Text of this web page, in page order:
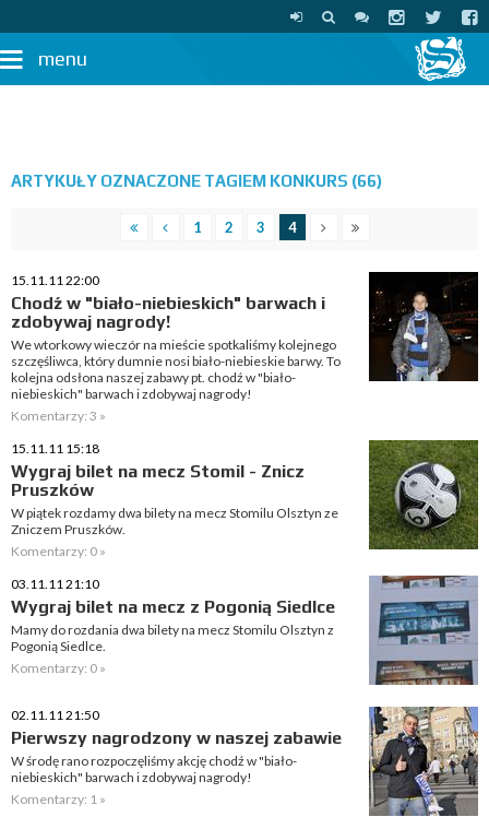
menu
ARTYKUŁY OZNACZONE TAGIEM KONKURS (66)
1 2 3 4
15.11.11 22:00
Chodź w "biało-niebieskich" barwach i
zdobywaj nagrody!
We wtorkowy wieczór na mieście spotkaliśmy kolejnego
szczęśliwca, który dumnie nosi biało-niebieskie barwy. To
kolejna odsłona naszej zabawy pt. chodź w "biało-
niebieskich" barwach i zdobywaj nagrody!
Komentarzy: 3 »
15.11.11 15:18
Wygraj bilet na mecz Stomil - Znicz
Pruszków
W piątek rozdamy dwa bilety na mecz Stomilu Olsztyn ze
Zniczem Pruszków.
Komentarzy: 0 »
03.11.11 21:10
Wygraj bilet na mecz z Pogonią Siedlce
Mamy do rozdania dwa bilety na mecz Stomilu Olsztyn z
Pogonią Siedlce.
Komentarzy: 0 »
02.11.11 21:50
Pierwszy nagrodzony w naszej zabawie
W środę rano rozpoczęliśmy akcję chodź w "biało-
niebieskich" barwach i zdobywaj nagrody!
Komentarzy: 1 »